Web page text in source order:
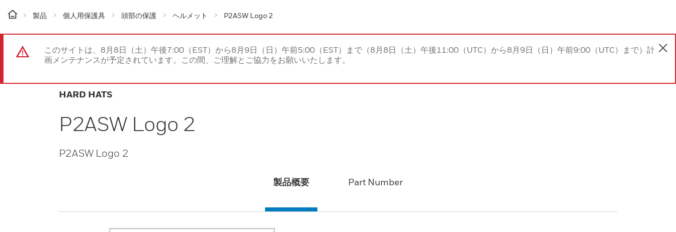
製品 個人用保護具 頭部の保護 ヘルメット P2ASW Logo 2
このサイトは、8月8日（土）午後7:00（EST）から8月9日（日）午前5:00（EST）まで（8月8日（土）午後11:00（UTC）から8月9日（日）午前9:00（UTC）まで）計
画メンテナンスが予定されています。この間、ご理解とご協力をお願いいたします。
HARD HATS
P2ASW Logo 2
P2ASW Logo 2
製品概要 Part Number